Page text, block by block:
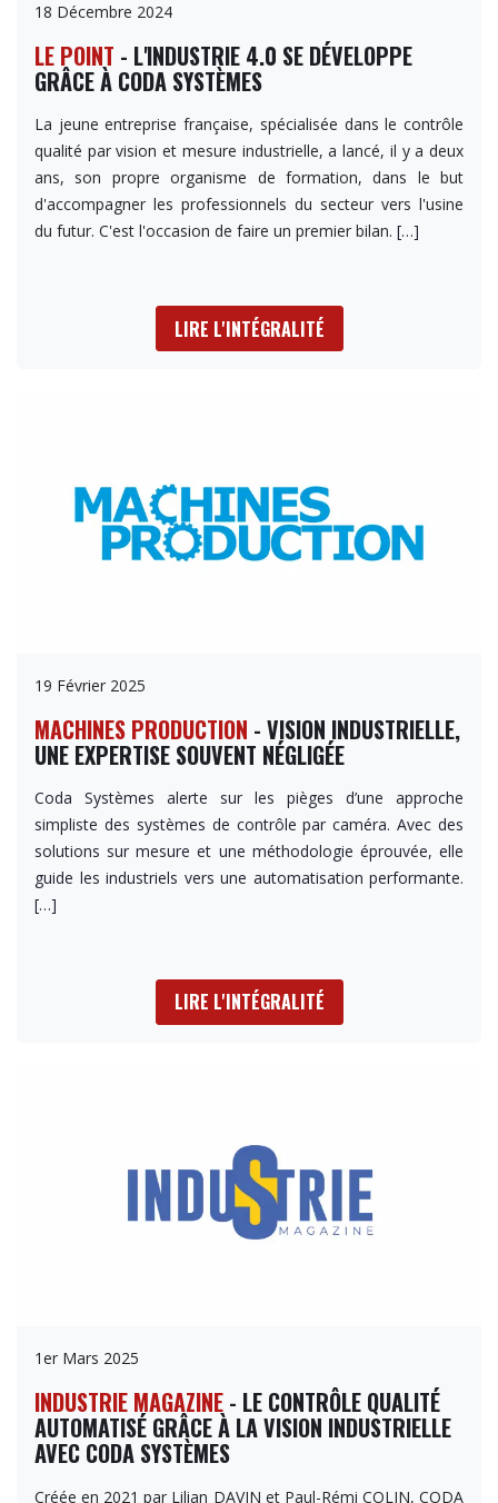
18 Décembre 2024
LE POINT - L'INDUSTRIE 4.0 SE DÉVELOPPE
GRÂCE À CODA SYSTÈMES
La jeune entreprise française, spécialisée dans le contrôle
qualité par vision et mesure industrielle, a lancé, il y a deux
ans, son propre organisme de formation, dans le but
d'accompagner les professionnels du secteur vers l'usine
du futur. C'est l'occasion de faire un premier bilan. […]
LIRE L'INTÉGRALITÉ
19 Février 2025
MACHINES PRODUCTION - VISION INDUSTRIELLE,
UNE EXPERTISE SOUVENT NÉGLIGÉE
Coda Systèmes alerte sur les pièges d’une approche
simpliste des systèmes de contrôle par caméra. Avec des
solutions sur mesure et une méthodologie éprouvée, elle
guide les industriels vers une automatisation performante.
[…]
LIRE L'INTÉGRALITÉ
1er Mars 2025
INDUSTRIE MAGAZINE - LE CONTRÔLE QUALITÉ
AUTOMATISÉ GRÂCE À LA VISION INDUSTRIELLE
AVEC CODA SYSTÈMES
Créée en 2021 par Lilian DAVIN et Paul-Rémi COLIN, CODA